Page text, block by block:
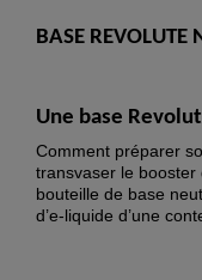
BASE
Une base
Comment préparer
transvaser le booster
bouteille de base
d’e-liquide d’une